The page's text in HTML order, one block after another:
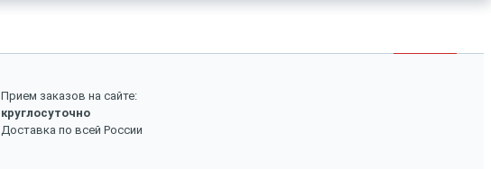
Прием заказов на сайте:
круглосуточно
Доставка по всей России